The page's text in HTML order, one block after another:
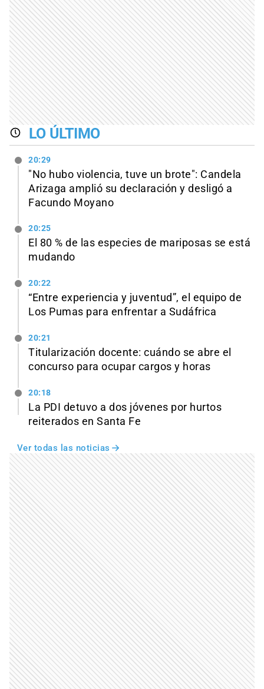
LO ÚLTIMO
20:29
"No hubo violencia, tuve un brote": Candela
Arizaga amplió su declaración y desligó a
Facundo Moyano
20:25
El 80 % de las especies de mariposas se está
mudando
20:22
“Entre experiencia y juventud”, el equipo de
Los Pumas para enfrentar a Sudáfrica
20:21
Titularización docente: cuándo se abre el
concurso para ocupar cargos y horas
20:18
La PDI detuvo a dos jóvenes por hurtos
reiterados en Santa Fe
Ver todas las noticias